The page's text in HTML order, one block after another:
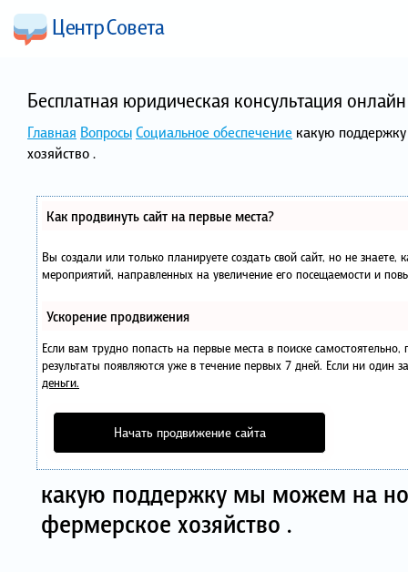
Бесплатная юридическая консультация
Главная ВопросыСоциальное обеспечение какую
хозяйство .
Как продвинуть сайт на первые места?
Вы создали или только планируете создать свой сайт, но не
мероприятий, направленных на увеличение его посещаемости и
Ускорение продвижения
Если вам трудно попасть на первые места в поиске
результаты появляются уже в течение первых 7 дней. Если ни один
деньги.
Начать продвижение сайта
какую поддержку мы можем на
фермерское хозяйство .